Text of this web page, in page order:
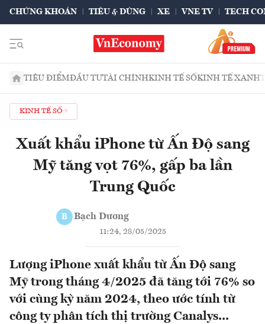
CHỨNG KHOÁN TIÊU & DÙNG XE VNE TV TECH
TIÊU ĐIỂMĐẦU TƯTÀI CHÍNHKINH TẾ SỐKINH TẾ XANH
KINH TẾ SỐ
Xuất khẩu iPhone từ Ấn Độ sang
Mỹ tăng vọt 76%, gấp ba lần
Trung Quốc
B Bạch Dương
11:24, 28/05/2025
Lượng iPhone xuất khẩu từ Ấn Độ sang
Mỹ trong tháng 4/2025 đã tăng tới 76% so
với cùng kỳ năm 2024, theo ước tính từ
công ty phân tích thị trường Canalys...